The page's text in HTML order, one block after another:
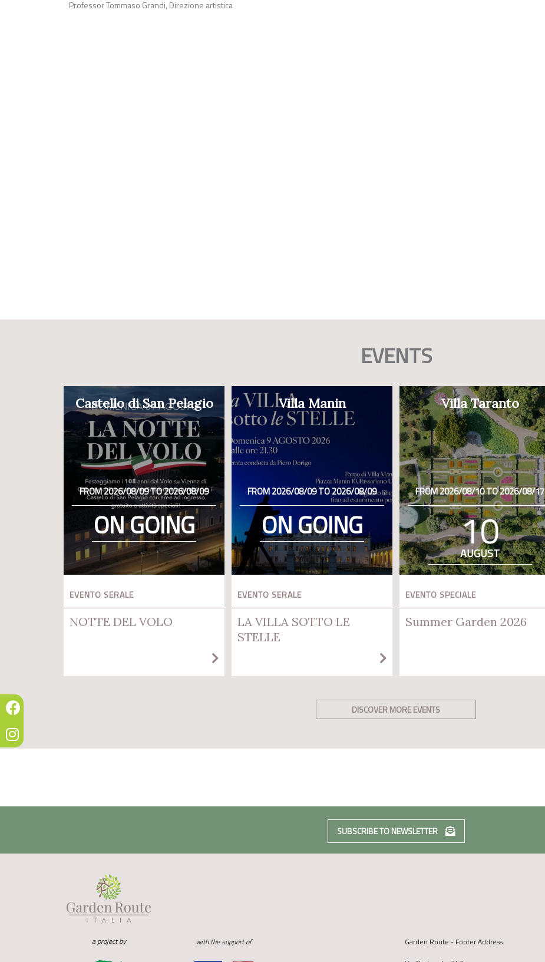
Professor Tommaso Grandi, Direzione artistica
EVENTS
Castello di San Pelagio
FROM 2026/08/09 TO 2026/08/09
ON GOING
EVENTO SERALE
NOTTE DEL VOLO
Villa Manin
FROM 2026/08/09 TO 2026/08/09
ON GOING
EVENTO SERALE
LA VILLA SOTTO LE
STELLE
Villa Taranto
FROM 2026/08/10 TO 2026/08/17
10
AUGUST
EVENTO SPECIALE
Summer Garden 2026
DISCOVER MORE EVENTS
SUBSCRIBE TO NEWSLETTER
a project by with the support of
Garden Route - Footer Address